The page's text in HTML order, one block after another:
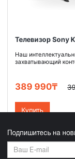
Телевизор Sony
Наш
захватывающий
389 990₸
Купить
Подпишитесь на